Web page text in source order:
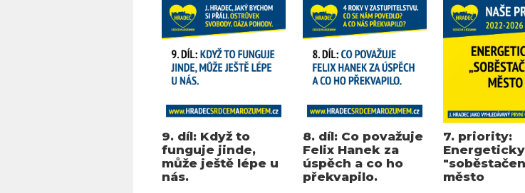
9. díl: Když to
funguje jinde,
může ještě lépe u
nás.
8. díl: Co považuje
Felix Hanek za
úspěch a co ho
překvapilo.
7. priority:
Energeticky
město